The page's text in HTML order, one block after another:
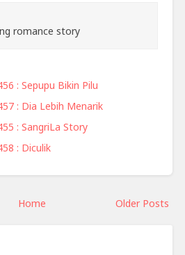
romance story
: Sepupu Bikin Pilu
: Dia Lebih Menarik
: SangriLa Story
: Diculik
Older Posts
Home